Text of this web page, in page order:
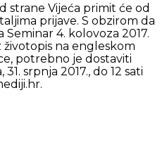
strane Vijeća primit će od
prijave. S obzirom da
4. kolovoza 2017.
životopis na engleskom
potrebno je dostaviti
srpnja 2017., do 12 sati
.